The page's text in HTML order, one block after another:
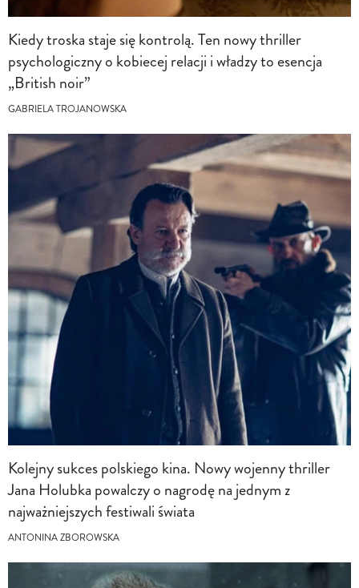
Kiedy troska staje się kontrolą. Ten nowy thriller
psychologiczny o kobiecej relacji i władzy to esencja
„British noir”
GABRIELA TROJANOWSKA
Kolejny sukces polskiego kina. Nowy wojenny thriller
Jana Holubka powalczy o nagrodę na jednym z
najważniejszych festiwali świata
ANTONINA ZBOROWSKA